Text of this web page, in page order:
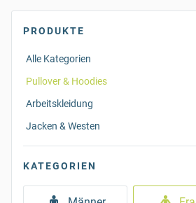
PRODUKTE
Alle Kategorien
Pullover & Hoodies
Arbeitskleidung
Jacken & Westen
KATEGORIEN